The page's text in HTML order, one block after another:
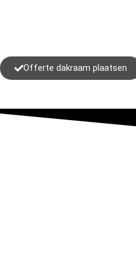
Offerte dakraam plaatsen